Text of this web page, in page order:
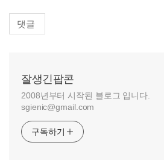
댓글
잘생긴팝콘
2008년부터 시작된 블로그 입니다.
sgienic@gmail.com
구독하기